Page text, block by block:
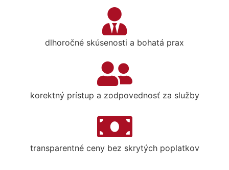
dlhoročné skúsenosti a bohatá prax
korektný prístup a zodpovednosť za služby
transparentné ceny bez skrytých poplatkov